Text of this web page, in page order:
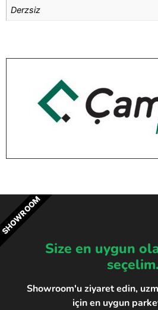
Derzsiz
Size en uygun
seçelim.
Showroom'u ziyaret edin,
için en uygun
SHOWROOM